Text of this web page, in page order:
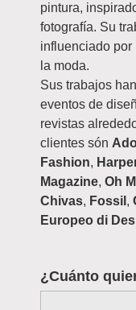
pintura,
fotografía. Su
influenciado por
la moda.
Sus trabajos
eventos de
revistas
clientes són
Fashion,
Magazine, Oh
Chivas, Fossil ,
Europeo di
¿Cuánto